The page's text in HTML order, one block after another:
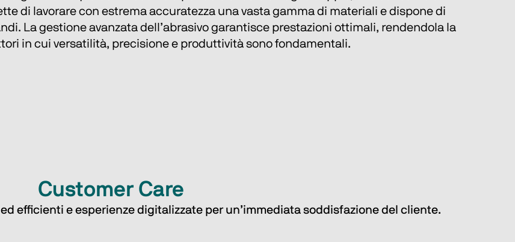
di lavorare con estrema accuratezza una vasta gamma di materiali e dispone di
La gestione avanzata dell’abrasivo garantisce prestazioni ottimali, rendendola la
in cui versatilità, precisione e produttività sono fondamentali.
Customer Care
efficienti e esperienze digitalizzate per un’immediata soddisfazione del cliente.